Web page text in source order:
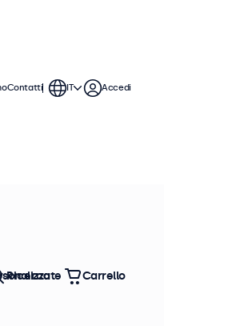
Contatti IT Accedi
Ricerca Carrello